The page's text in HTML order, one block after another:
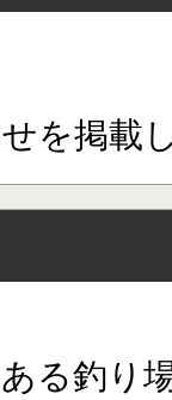
を掲載
る釣り